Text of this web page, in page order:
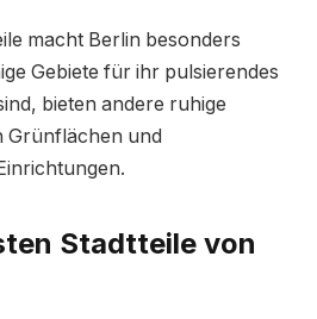
macht Berlin besonders
Gebiete für ihr pulsierendes
bieten andere ruhige
Grünflächen und
Stadtteile von